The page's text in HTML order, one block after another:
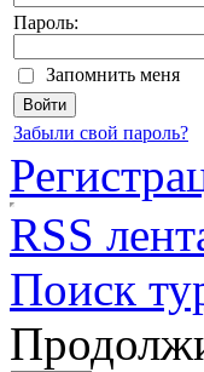
Пароль:
Запомнить меня
Забыли свой пароль?
RSS
Поиск